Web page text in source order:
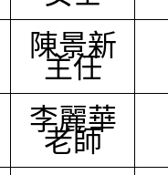
陳景新
主任
李麗華
老師